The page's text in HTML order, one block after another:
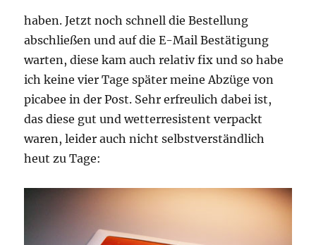
haben. Jetzt noch schnell die Bestellung
abschließen und auf die E-Mail Bestätigung
warten, diese kam auch relativ fix und so habe
ich keine vier Tage später meine Abzüge von
picabee in der Post. Sehr erfreulich dabei ist,
das diese gut und wetterresistent verpackt
waren, leider auch nicht selbstverständlich
heut zu Tage: